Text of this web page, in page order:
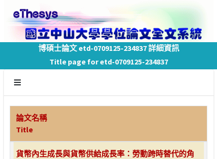
博碩士論文 etd-0709125-234837 詳細資訊
Title page for etd-0709125-234837
論文名稱
Title
貨幣內生成長與貨幣供給成長率：勞動跨時替代的角